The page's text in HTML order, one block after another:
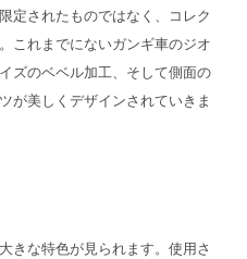
定されたものではなく、コレク
これまでにないガンギ車のジオ
ズのベベル加工、そして側面の
が美しくデザインされていきま
きな特色が見られます。使用さ